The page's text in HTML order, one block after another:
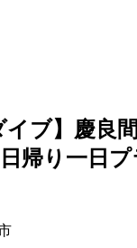
イブ】慶良
帰り一日プ